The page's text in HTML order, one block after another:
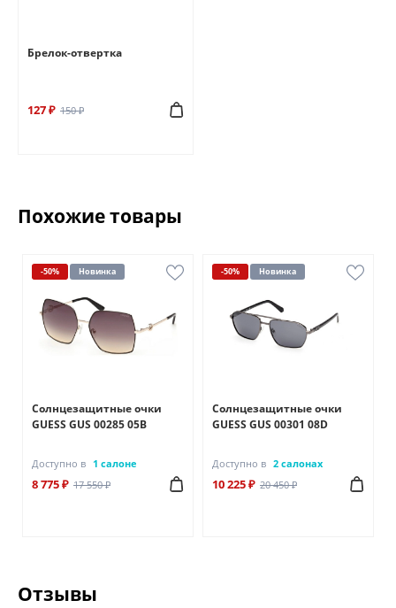
Брелок-отвертка
127 ₽ 150 ₽
Похожие товары
-50% Новинка
Солнцезащитные очки
GUESS GUS 00285 05B
Доступно в 1 салоне
8 775 ₽ 17 550 ₽
-50% Новинка
Солнцезащитные очки
GUESS GUS 00301 08D
Доступно в 2 салонах
10 225 ₽ 20 450 ₽
Отзывы